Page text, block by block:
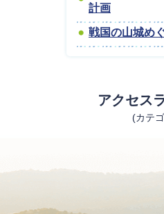
計画
戦国の山城め
アクセス
(カテ